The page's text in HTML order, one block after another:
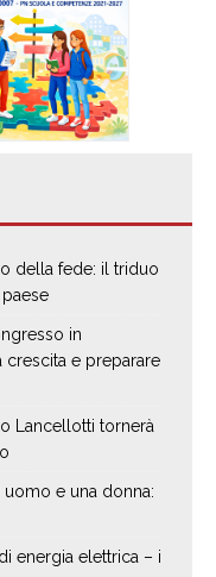
della fede: il triduo
in
crescita e preparare
Lancellotti tornerà
uomo e una donna:
energia elettrica – i